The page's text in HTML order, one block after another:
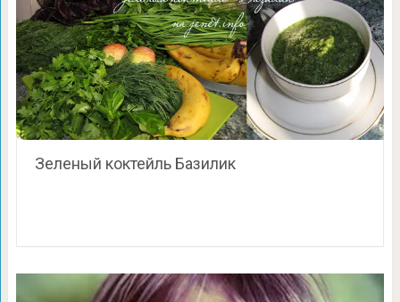
Зеленый коктейль Базилик